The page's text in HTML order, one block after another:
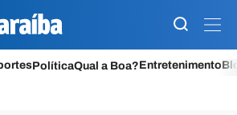
PolíticaQual a Boa?Entretenimento